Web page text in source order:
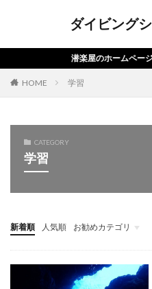
ダイビング
潜楽屋のホームページ
HOME 学習
CATEGORY
学習
新着順 人気順 お勧めカテゴリ
未分類